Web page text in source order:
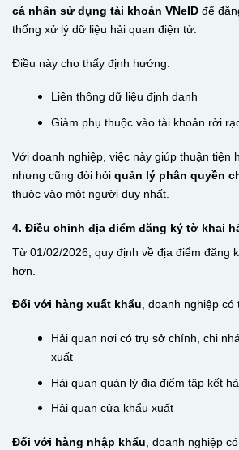
cá nhân sử dụng tài khoản VNeID để
thống xử lý dữ liệu hải quan điện tử.
Điều này cho thấy định hướng:
Liên thông dữ liệu định danh
Giảm phụ thuộc vào tài khoản rời
Với doanh nghiệp, việc này giúp thuận tiện
nhưng cũng đòi hỏi quản lý phân quyền
thuộc vào một người duy nhất.
4. Điều chỉnh địa điểm đăng ký tờ khai
Từ 01/02/2026, quy định về địa điểm đăng
hơn.
Đối với hàng xuất khẩu, doanh nghiệp có
Hải quan nơi có trụ sở chính, chi
xuất
Hải quan quản lý địa điểm tập kết
Hải quan cửa khẩu xuất
Đối với hàng nhập khẩu , doanh nghiệp